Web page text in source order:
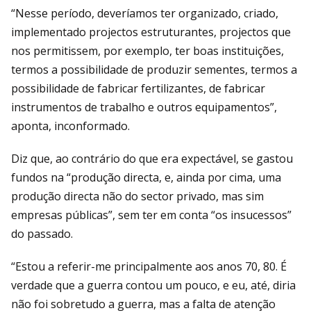
“Nesse período, deveríamos ter organizado, criado,
implementado projectos estruturantes, projectos que
nos permitissem, por exemplo, ter boas instituições,
termos a possibilidade de produzir sementes, termos a
possibilidade de fabricar fertilizantes, de fabricar
instrumentos de trabalho e outros equipamentos”,
aponta, inconformado.
Diz que, ao contrário do que era expectável, se gastou
fundos na “produção directa, e, ainda por cima, uma
produção directa não do sector privado, mas sim
empresas públicas”, sem ter em conta “os insucessos”
do passado.
“Estou a referir-me principalmente aos anos 70, 80. É
verdade que a guerra contou um pouco, e eu, até, diria
não foi sobretudo a guerra, mas a falta de atenção